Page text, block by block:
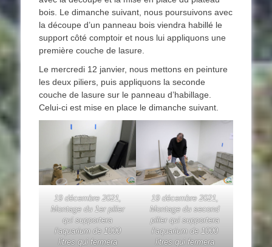
bois. Le dimanche suivant, nous poursuivons avec
la découpe d’un panneau bois viendra habillé le
support côté comptoir et nous lui appliquons une
première couche de lasure.
Le mercredi 12 janvier, nous mettons en peinture
les deux piliers, puis appliquons la seconde
couche de lasure sur le panneau d’habillage.
Celui-ci est mise en place le dimanche suivant.
19 décembre 2021,
Montage du 1er pilier
qui supportera
l’aquarium de 1000
litres qui fermera
19 décembre 2021,
Montage du second
pilier qui supportera
l’aquarium de 1000
litres qui fermera